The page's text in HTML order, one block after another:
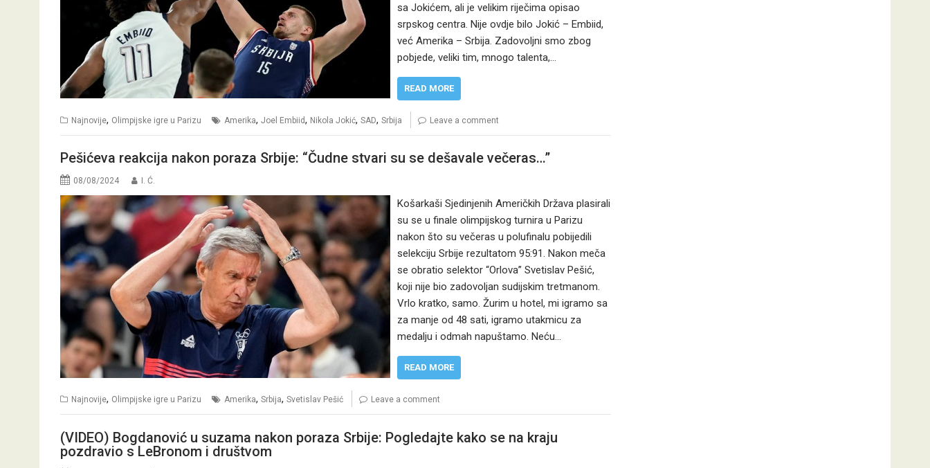
sa Jokićem, ali je velikim riječima opisao
srpskog centra. Nije ovdje bilo Jokić – Embiid,
već Amerika – Srbija. Zadovoljni smo zbog
pobjede, veliki tim, mnogo talenta,…
READ MORE
Najnovije, Olimpijske igre u Parizu Amerika, Joel Embiid, Nikola Jokić, SAD, Srbija Leave a comment
Pešićeva reakcija nakon poraza Srbije: “Čudne stvari su se dešavale večeras…”
08/08/2024 I. Ć.
Košarkaši Sjedinjenih Američkih Država plasirali
su se u finale olimpijskog turnira u Parizu
nakon što su večeras u polufinalu pobijedili
selekciju Srbije rezultatom 95:91. Nakon meča
se obratio selektor “Orlova” Svetislav Pešić,
koji nije bio zadovoljan sudijskim tretmanom.
Vrlo kratko, samo. Žurim u hotel, mi igramo sa
za manje od 48 sati, igramo utakmicu za
medalju i odmah napuštamo. Neću…
READ MORE
Najnovije, Olimpijske igre u Parizu Amerika, Srbija, Svetislav Pešić Leave a comment
(VIDEO) Bogdanović u suzama nakon poraza Srbije: Pogledajte kako se na kraju
pozdravio s LeBronom i društvom